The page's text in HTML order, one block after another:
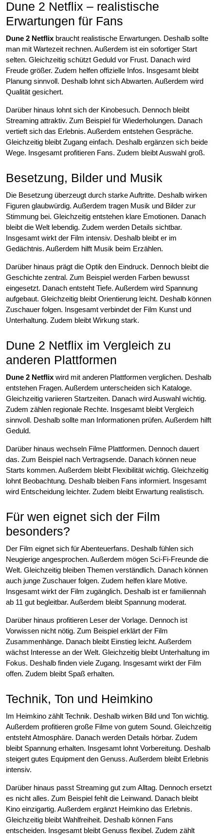
Dune 2 Netflix – realistische
Erwartungen für Fans
Dune 2 Netflix braucht realistische Erwartungen. Deshalb sollte
man mit Wartezeit rechnen. Außerdem ist ein sofortiger Start
selten. Gleichzeitig schützt Geduld vor Frust. Danach wird
Freude größer. Zudem helfen offizielle Infos. Insgesamt bleibt
Planung sinnvoll. Deshalb lohnt sich Abwarten. Außerdem wird
Qualität gesichert.
Darüber hinaus lohnt sich der Kinobesuch. Dennoch bleibt
Streaming attraktiv. Zum Beispiel für Wiederholungen. Danach
vertieft sich das Erlebnis. Außerdem entstehen Gespräche.
Gleichzeitig bleibt Zugang einfach. Deshalb ergänzen sich beide
Wege. Insgesamt profitieren Fans. Zudem bleibt Auswahl groß.
Besetzung, Bilder und Musik
Die Besetzung überzeugt durch starke Auftritte. Deshalb wirken
Figuren glaubwürdig. Außerdem tragen Musik und Bilder zur
Stimmung bei. Gleichzeitig entstehen klare Emotionen. Danach
bleibt die Welt lebendig. Zudem werden Details sichtbar.
Insgesamt wirkt der Film intensiv. Deshalb bleibt er im
Gedächtnis. Außerdem hilft Musik beim Erzählen.
Darüber hinaus prägt die Optik den Eindruck. Dennoch bleibt die
Geschichte zentral. Zum Beispiel werden Farben bewusst
eingesetzt. Danach entsteht Tiefe. Außerdem wird Spannung
aufgebaut. Gleichzeitig bleibt Orientierung leicht. Deshalb können
Zuschauer folgen. Insgesamt verbindet der Film Kunst und
Unterhaltung. Zudem bleibt Wirkung stark.
Dune 2 Netflix im Vergleich zu
anderen Plattformen
Dune 2 Netflix wird mit anderen Plattformen verglichen. Deshalb
entstehen Fragen. Außerdem unterscheiden sich Kataloge.
Gleichzeitig variieren Startzeiten. Danach wird Auswahl wichtig.
Zudem zählen regionale Rechte. Insgesamt bleibt Vergleich
sinnvoll. Deshalb sollte man Informationen prüfen. Außerdem hilft
Geduld.
Darüber hinaus wechseln Filme Plattformen. Dennoch dauert
das. Zum Beispiel nach Vertragsende. Danach können neue
Starts kommen. Außerdem bleibt Flexibilität wichtig. Gleichzeitig
lohnt Beobachtung. Deshalb bleiben Fans informiert. Insgesamt
wird Entscheidung leichter. Zudem bleibt Erwartung realistisch.
Für wen eignet sich der Film
besonders?
Der Film eignet sich für Abenteuerfans. Deshalb fühlen sich
Neugierige angesprochen. Außerdem mögen Sci-Fi-Freunde die
Welt. Gleichzeitig bleiben Themen verständlich. Danach können
auch junge Zuschauer folgen. Zudem helfen klare Motive.
Insgesamt wirkt der Film zugänglich. Deshalb ist er familiennah
ab 11 gut begleitbar. Außerdem bleibt Spannung moderat.
Darüber hinaus profitieren Leser der Vorlage. Dennoch ist
Vorwissen nicht nötig. Zum Beispiel erklärt der Film
Zusammenhänge. Danach bleibt Einstieg leicht. Außerdem
wächst Interesse an der Welt. Gleichzeitig bleibt Unterhaltung im
Fokus. Deshalb finden viele Zugang. Insgesamt wirkt der Film
offen. Zudem bleibt Spaß erhalten.
Technik, Ton und Heimkino
Im Heimkino zählt Technik. Deshalb wirken Bild und Ton wichtig.
Außerdem profitieren große Filme von gutem Sound. Gleichzeitig
entsteht Atmosphäre. Danach werden Details hörbar. Zudem
bleibt Spannung erhalten. Insgesamt lohnt Vorbereitung. Deshalb
steigert gutes Equipment den Genuss. Außerdem bleibt Erlebnis
intensiv.
Darüber hinaus passt Streaming gut zum Alltag. Dennoch ersetzt
es nicht alles. Zum Beispiel fehlt die Leinwand. Danach bleibt
Kino einzigartig. Außerdem ergänzt Heimkino das Erlebnis.
Gleichzeitig bleibt Wahlfreiheit. Deshalb können Fans
entscheiden. Insgesamt bleibt Genuss flexibel. Zudem zählt